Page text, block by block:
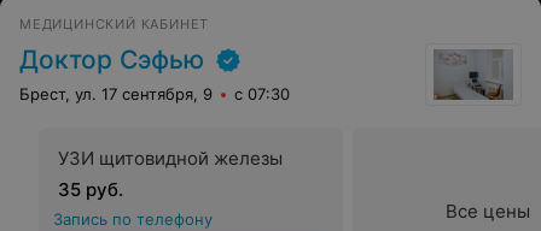
МЕДИЦИНСКИЙ КАБИНЕТ
Доктор Сэфью
Брест, ул. 17 сентября, 9 с 07:30
УЗИ щитовидной железы
35 руб.
Запись по телефону
Все цены